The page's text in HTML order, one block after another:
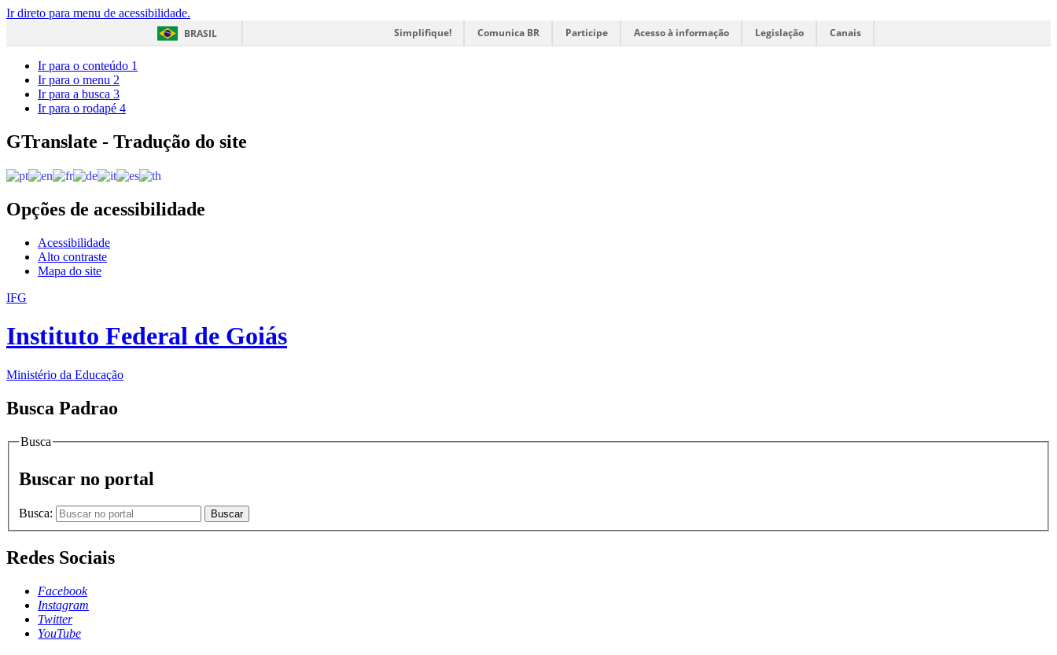
Ir direto para menu de acessibilidade.
BRASIL
Simplifique! Comunica BR Participe Acesso à informação Legislação Canais
Ir para o conteúdo 1
Ir para o menu 2
Ir para a busca 3
Ir para o rodapé 4
GTranslate - Tradução do site
Opções de acessibilidade
Acessibilidade
Alto contraste
Mapa do site
IFG
Instituto Federal de Goiás
Ministério da Educação
Busca Padrao
Busca
Buscar no portal
Busca: Buscar
Redes Sociais
Facebook
Instagram
Twitter
YouTube